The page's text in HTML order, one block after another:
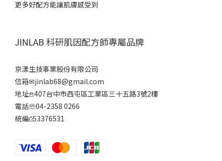
更多好配方能讓肌膚感受到
JINLAB 科研肌因配方師專屬品牌
京漾生技事業股份有限公司
信箱✉jinlab68@gmail.com
地址𖠿407台中市西屯區工業區三十五路3號2樓
電話☏04-2358 0266
統編⎙53376531